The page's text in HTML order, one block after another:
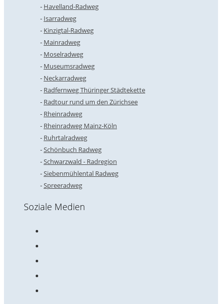
Havelland-Radweg
Isarradweg
Kinzigtal-Radweg
Mainradweg
Moselradweg
Museumsradweg
Neckarradweg
Radfernweg Thüringer Städtekette
Radtour rund um den Zürichsee
Rheinradweg
Rheinradweg Mainz-Köln
Ruhrtalradweg
Schönbuch Radweg
Schwarzwald - Radregion
Siebenmühlental Radweg
Spreeradweg
Soziale Medien